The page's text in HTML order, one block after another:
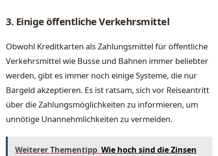
3. Einige öffentliche Verkehrsmittel
Obwohl Kreditkarten als Zahlungsmittel für öffentliche
Verkehrsmittel wie Busse und Bahnen immer beliebter
werden, gibt es immer noch einige Systeme, die nur
Bargeld akzeptieren. Es ist ratsam, sich vor Reiseantritt
über die Zahlungsmöglichkeiten zu informieren, um
unnötige Unannehmlichkeiten zu vermeiden.
Weiterer Thementipp Wie hoch sind die Zinsen